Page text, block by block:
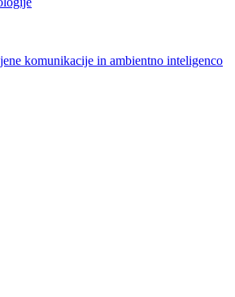
komunikacije in ambientno inteligenco